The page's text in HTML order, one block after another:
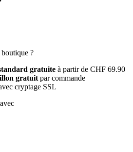
?
gratuite à partir de CHF 69.90
gratuitpar commande
cryptage SSL